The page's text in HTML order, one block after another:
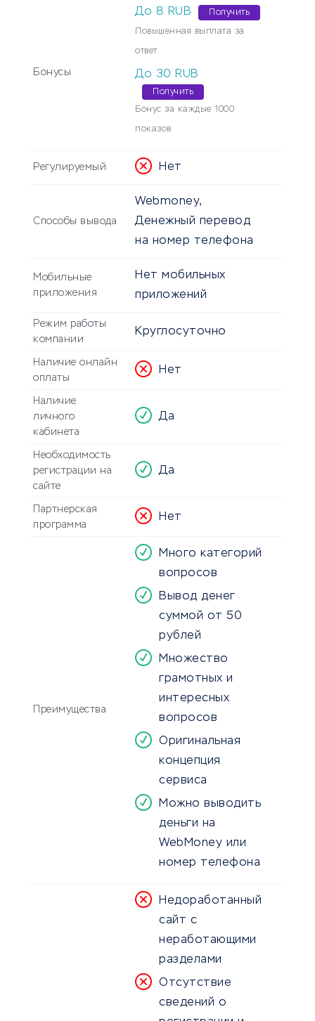
Бонусы
До 8 RUB Получить
Повышенная выплата за
ответ
До 30 RUB
Получить
Бонус за каждые 1000
показов
Регулируемый Нет
Способы вывода
Webmoney,
Денежный перевод
на номер телефона
Мобильные
приложения
Нет мобильных
приложений
Режим работы
компании
Круглосуточно
Наличие онлайн
оплаты
Нет
Наличие
личного
кабинета
Да
Необходимость
регистрации на
сайте
Да
Партнерская
программа
Нет
Преимущества
Много категорий
вопросов
Вывод денег
суммой от 50
рублей
Множество
грамотных и
интересных
вопросов
Оригинальная
концепция
сервиса
Можно выводить
деньги на
WebMoney или
номер телефона
Недоработанный
сайт с
неработающими
разделами
Отсутствие
сведений о